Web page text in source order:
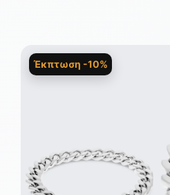
Έκπτωση -10%